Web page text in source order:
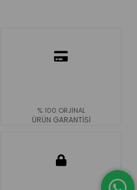
% 100 ORJİNAL
ÜRÜN GARANTİSİ